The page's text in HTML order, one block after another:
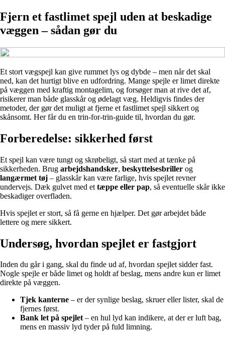
Fjern et fastlimet spejl uden at beskadige
væggen – sådan gør du
Et stort vægspejl kan give rummet lys og dybde – men når det skal
ned, kan det hurtigt blive en udfordring. Mange spejle er limet direkte
på væggen med kraftig montagelim, og forsøger man at rive det af,
risikerer man både glasskår og ødelagt væg. Heldigvis findes der
metoder, der gør det muligt at fjerne et fastlimet spejl sikkert og
skånsomt. Her får du en trin-for-trin-guide til, hvordan du gør.
Forberedelse: sikkerhed først
Et spejl kan være tungt og skrøbeligt, så start med at tænke på
sikkerheden. Brug arbejdshandsker, beskyttelsesbriller og
langærmet tøj – glasskår kan være farlige, hvis spejlet revner
undervejs. Dæk gulvet med et tæppe eller pap, så eventuelle skår ikke
beskadiger overfladen.
Hvis spejlet er stort, så få gerne en hjælper. Det gør arbejdet både
lettere og mere sikkert.
Undersøg, hvordan spejlet er fastgjort
Inden du går i gang, skal du finde ud af, hvordan spejlet sidder fast.
Nogle spejle er både limet og holdt af beslag, mens andre kun er limet
direkte på væggen.
Tjek kanterne – er der synlige beslag, skruer eller lister, skal de
fjernes først.
Bank let på spejlet– en hul lyd kan indikere, at der er luft bag,
mens en massiv lyd tyder på fuld limning.